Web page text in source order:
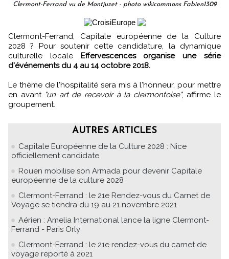
Clermont-Ferrand vu de Montjuzet - photo wikicommons Fabien1309
Clermont-Ferrand, Capitale européenne de la Culture
2028 ? Pour soutenir cette candidature, la dynamique
culturelle locale Effervescences organise une série
d'événements du 4 au 14 octobre 2018.
Le thème de l'hospitalité sera mis à l'honneur, pour mettre
en avant "un art de recevoir à la clermontoise", affirme le
groupement.
AUTRES ARTICLES
Capitale Européenne de la Culture 2028 : Nice
officiellement candidate
Rouen mobilise son Armada pour devenir Capitale
européenne de la culture 2028
Clermont-Ferrand : le 21e Rendez-vous du Carnet de
Voyage se tiendra du 19 au 21 novembre 2021
Aérien : Amelia International lance la ligne Clermont-
Ferrand - Paris Orly
Clermont-Ferrand : le 21e rendez-vous du carnet de
voyage reporté à 2021